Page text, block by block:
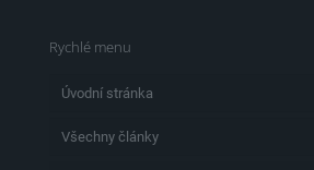
Rychlé menu
Úvodní stránka
Všechny články